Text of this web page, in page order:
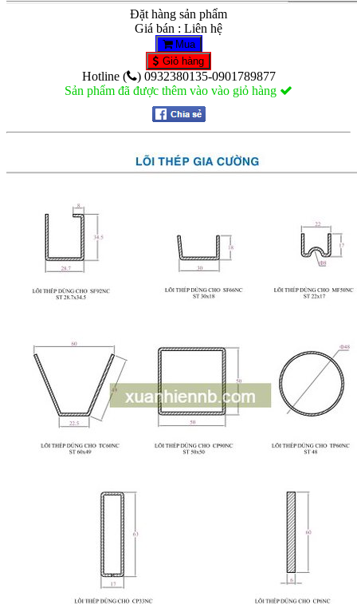
Đặt hàng sản phẩm
Giá bán : Liên hệ
Mua
Giỏ hàng
Hotline (
) 0932380135-0901789877
Sản phẩm đã được thêm vào vào giỏ hàng